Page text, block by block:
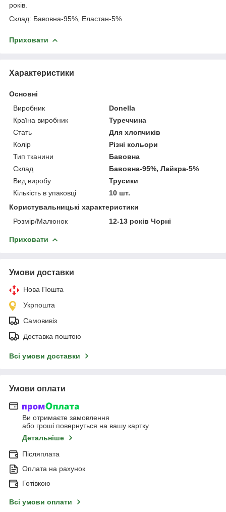
років.
Склад: Бавовна-95%, Еластан-5%
Приховати
Характеристики
Основні
Виробник
Donella
Країна виробник
Туреччина
Стать
Для хлопчиків
Колір
Різні кольори
Тип тканини
Бавовна
Склад
Бавовна-95%, Лайкра-5%
Вид виробу
Трусики
Кількість в упаковці
10 шт.
Користувальницькі характеристики
Розмір/Малюнок
12-13 років Чорні
Приховати
Умови доставки
Нова Пошта
Укрпошта
Самовивіз
Доставка поштою
Всі умови доставки
Умови оплати
Ви отримаєте замовлення
або гроші повернуться на вашу картку
Детальніше
Післяплата
Оплата на рахунок
Готівкою
Всі умови оплати